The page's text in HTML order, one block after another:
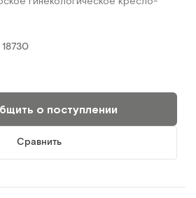
18730
о поступлении
Сравнить